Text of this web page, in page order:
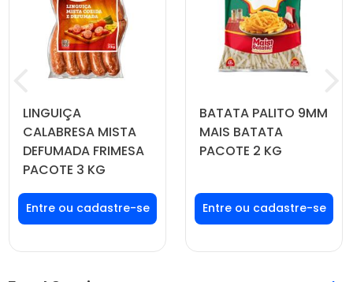
LINGUIÇA
CALABRESA MISTA
DEFUMADA FRIMESA
PACOTE 3 KG
Faça seu login ou
cadastre-se para
ver preços e
BATATA PALITO 9MM
MAIS BATATA
PACOTE 2 KG
Faça seu login ou
cadastre-se para
ver preços e